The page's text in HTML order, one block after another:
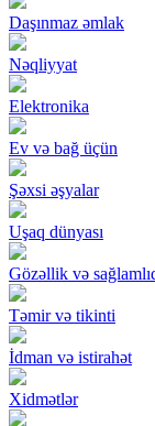
Daşınmaz əmlak
Nəqliyyat
Elektronika
Ev və bağ üçün
Şəxsi əşyalar
Uşaq dünyası
Gözəllik və
Təmir və tikinti
İdman və istirahət
Xidmətlər